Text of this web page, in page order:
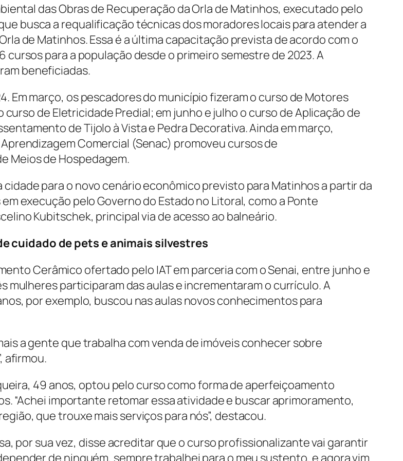
das Obras de Recuperação da Orla de Matinhos, executado pelo
busca a requalificação técnicas dos moradores locais para atender a
de Matinhos. Essa é a última capacitação prevista de acordo com o
para a população desde o primeiro semestre de 2023. A
beneficiadas.
Em março, os pescadores do município fizeram o curso de Motores
de Eletricidade Predial; em junho e julho o curso de Aplicação de
de Tijolo à Vista e Pedra Decorativa. Ainda em março,
Comercial (Senac) promoveu cursos de
Meios de Hospedagem.
para o novo cenário econômico previsto para Matinhos a partir da
execução pelo Governo do Estado no Litoral, como a Ponte
Kubitschek, principal via de acesso ao balneário.
cuidado de pets e animais silvestres
Cerâmico ofertado pelo IAT em parceria com o Senai, entre junho e
participaram das aulas e incrementaram o currículo. A
por exemplo, buscou nas aulas novos conhecimentos para
a gente que trabalha com venda de imóveis conhecer sobre
afirmou.
49 anos, optou pelo curso como forma de aperfeiçoamento
“Achei importante retomar essa atividade e buscar aprimoramento,
que trouxe mais serviços para nós”, destacou.
por sua vez, disse acreditar que o curso profissionalizante vai garantir
de ninguém, sempre trabalhei para o meu sustento, e agora vim